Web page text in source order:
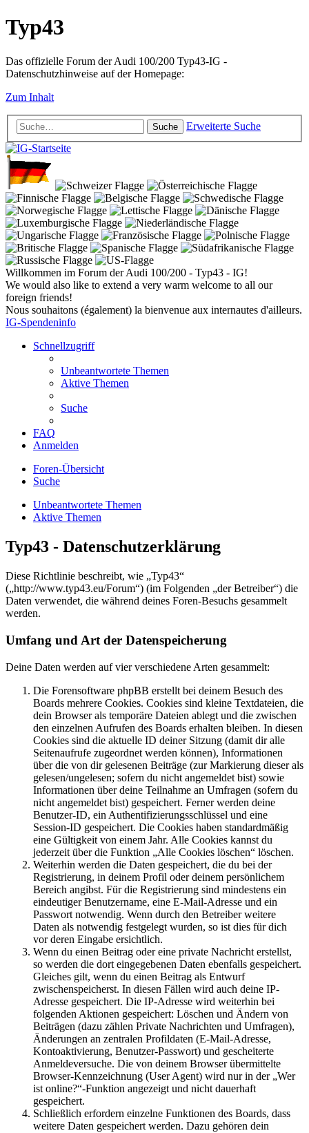
Typ43
Das offizielle Forum der Audi 100/200 Typ43-IG -
Datenschutzhinweise auf der Homepage:
Zum Inhalt
Suche Erweiterte Suche
Willkommen im Forum der Audi 100/200 - Typ43 - IG!
We would also like to extend a very warm welcome to all our
foreign friends!
Nous souhaitons (également) la bienvenue aux internautes d'ailleurs.
IG-Spendeninfo
Schnellzugriff
Unbeantwortete Themen
Aktive Themen
Suche
FAQ
Anmelden
Foren-Übersicht
Suche
Unbeantwortete Themen
Aktive Themen
Typ43 - Datenschutzerklärung
Diese Richtlinie beschreibt, wie „Typ43“
(„http://www.typ43.eu/Forum“) (im Folgenden „der Betreiber“) die
Daten verwendet, die während deines Foren-Besuchs gesammelt
werden.
Umfang und Art der Datenspeicherung
Deine Daten werden auf vier verschiedene Arten gesammelt:
Die Forensoftware phpBB erstellt bei deinem Besuch des
Boards mehrere Cookies. Cookies sind kleine Textdateien, die
dein Browser als temporäre Dateien ablegt und die zwischen
den einzelnen Aufrufen des Boards erhalten bleiben. In diesen
Cookies sind die aktuelle ID deiner Sitzung (damit dir alle
Seitenaufrufe zugeordnet werden können), Informationen
über die von dir gelesenen Beiträge (zur Markierung dieser als
gelesen/ungelesen; sofern du nicht angemeldet bist) sowie
Informationen über deine Teilnahme an Umfragen (sofern du
nicht angemeldet bist) gespeichert. Ferner werden deine
Benutzer-ID, ein Authentifizierungsschlüssel und eine
Session-ID gespeichert. Die Cookies haben standardmäßig
eine Gültigkeit von einem Jahr. Alle Cookies kannst du
jederzeit über die Funktion „Alle Cookies löschen“ löschen.
Weiterhin werden die Daten gespeichert, die du bei der
Registrierung, in deinem Profil oder deinem persönlichem
Bereich angibst. Für die Registrierung sind mindestens ein
eindeutiger Benutzername, eine E-Mail-Adresse und ein
Passwort notwendig. Wenn durch den Betreiber weitere
Daten als notwendig festgelegt wurden, so ist dies für dich
vor deren Eingabe ersichtlich.
Wenn du einen Beitrag oder eine private Nachricht erstellst,
so werden die dort eingegebenen Daten ebenfalls gespeichert.
Gleiches gilt, wenn du einen Beitrag als Entwurf
zwischenspeicherst. In diesen Fällen wird auch deine IP-
Adresse gespeichert. Die IP-Adresse wird weiterhin bei
folgenden Aktionen gespeichert: Löschen und Ändern von
Beiträgen (dazu zählen Private Nachrichten und Umfragen),
Änderungen an zentralen Profildaten (E-Mail-Adresse,
Kontoaktivierung, Benutzer-Passwort) und gescheiterte
Anmeldeversuche. Die von deinem Browser übermittelte
Browser-Kennzeichnung (User Agent) wird nur in der „Wer
ist online?“-Funktion angezeigt und nicht dauerhaft
gespeichert.
Schließlich erfordern einzelne Funktionen des Boards, dass
weitere Daten gespeichert werden. Dazu gehören dein